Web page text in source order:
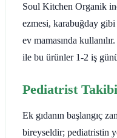
Soul Kitchen Organik
ezmesi, karabuğday
ev mamasında
ile bu ürünler 1-2 iş
Pediatrist
Ek gıdanın başlangıç
bireyseldir; pediatristin